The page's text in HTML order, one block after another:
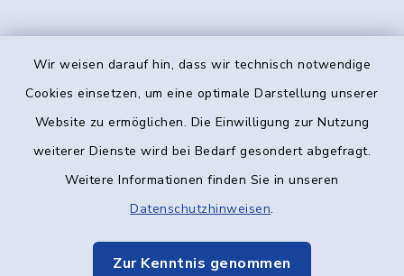
Wir weisen darauf hin, dass wir technisch notwendige
Cookies einsetzen, um eine optimale Darstellung unserer
Website zu ermöglichen. Die Einwilligung zur Nutzung
weiterer Dienste wird bei Bedarf gesondert abgefragt.
Weitere Informationen finden Sie in unseren
Datenschutzhinweisen.
Zur Kenntnis genommen
Kontakt
Datenschutz